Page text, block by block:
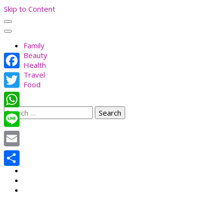
Skip to Content
Family
Beauty
Health
Travel
Food
Search
for:
Facebook
Twitter
WhatsApp
Line
Email
Share